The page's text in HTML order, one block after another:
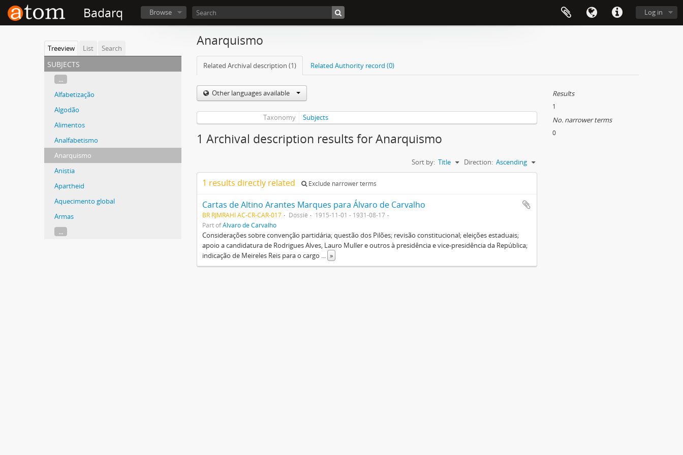
Badarq Browse Log in
Treeview List Search
subjects
...
Alfabetização
Algodão
Alimentos
Analfabetismo
Anarquismo
Anistia
Apartheid
Aquecimento global
Armas
...
Anarquismo
Related Archival description (1) Related Authority record (0)
Other languages available
Taxonomy Subjects
1 Archival description results for Anarquismo
Sort by: Title Direction: Ascending
1 results directly related Exclude narrower terms
Cartas de Altino Arantes Marques para Álvaro de Carvalho
BR RJMRAHI AC-CR-CAR-017 Dossiê
1915-11-01 - 1931-08-17
Part ofÁlvaro de Carvalho
Considerações sobre convenção partidária; questão dos Pilões; revisão constitucional; eleições estaduais;
apoio a candidatura de Rodrigues Alves, Lauro Muller e outros à presidência e vice-presidência da República;
indicação de Meireles Reis para o cargo ... »
Results
1
No. narrower terms
0